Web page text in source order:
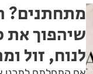
מתחתנים?
שיהפוך את
לנוח, זול